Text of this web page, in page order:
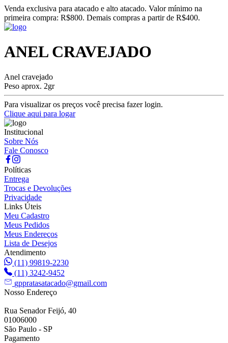
Venda exclusiva para atacado e alto atacado. Valor mínimo na
primeira compra: R$800. Demais compras a partir de R$400.
ANEL CRAVEJADO
Anel cravejado
Peso aprox. 2gr
Para visualizar os preços você precisa fazer login.
Clique aqui para logar
Institucional
Sobre Nós
Fale Conosco
Políticas
Entrega
Trocas e Devoluções
Privacidade
Links Úteis
Meu Cadastro
Meus Pedidos
Meus Endereços
Lista de Desejos
Atendimento
(11) 99819-2230
(11) 3242-9452
gppratasatacado@gmail.com
Nosso Endereço
Rua Senador Feijó, 40
01006000
São Paulo - SP
Pagamento